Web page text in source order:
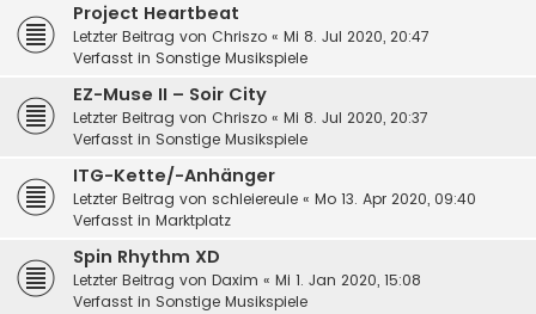
Project Heartbeat
Letzter Beitrag von Chriszo « Mi 8. Jul 2020, 20:47
Verfasst in Sonstige Musikspiele
EZ-Muse II – Soir City
Letzter Beitrag von Chriszo « Mi 8. Jul 2020, 20:37
Verfasst in Sonstige Musikspiele
ITG-Kette/-Anhänger
Letzter Beitrag von schleiereule « Mo 13. Apr 2020, 09:40
Verfasst in Marktplatz
Spin Rhythm XD
Letzter Beitrag von Daxim « Mi 1. Jan 2020, 15:08
Verfasst in Sonstige Musikspiele